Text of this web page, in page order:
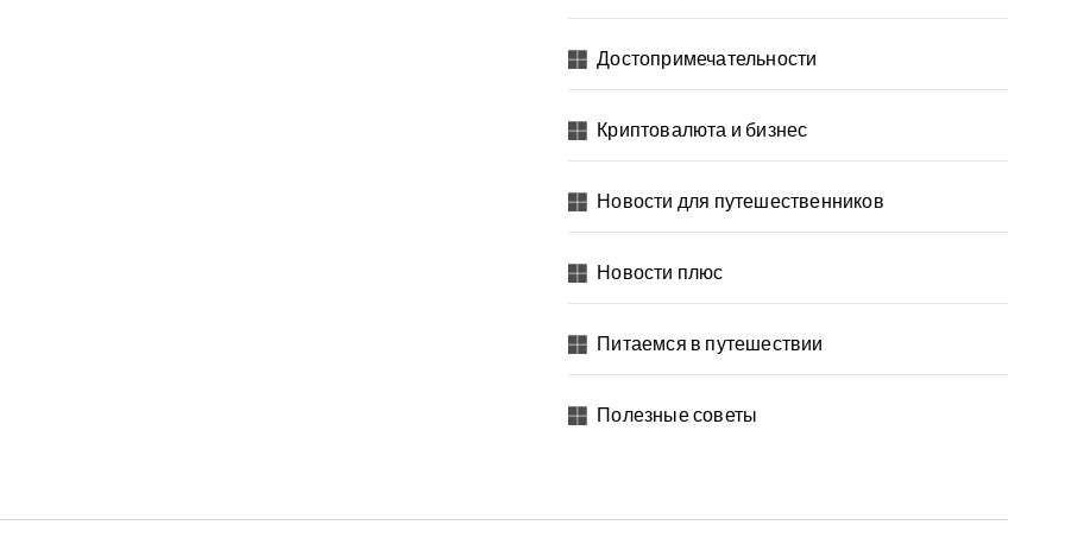
Достопримечательности
Криптовалюта и бизнес
Новости для путешественников
Новости плюс
Питаемся в путешествии
Полезные советы